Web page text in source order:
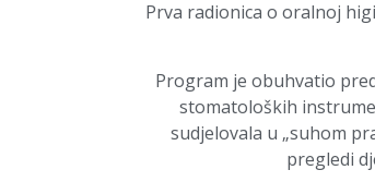
Prva radionica o oralnoj
Program je obuhvatio
stomatoloških
sudjelovala u „suhom
pregledi